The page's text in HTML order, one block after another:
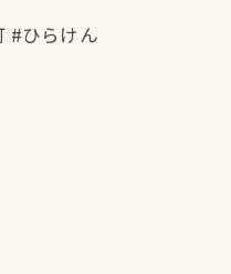
#ひらけん